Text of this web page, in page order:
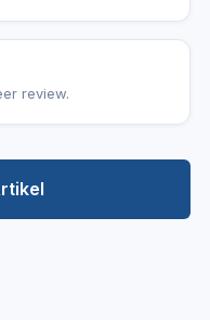
review.